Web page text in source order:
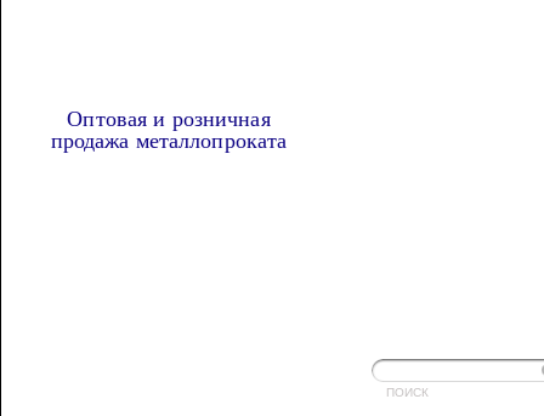
Оптовая и розничная
продажа металлопроката